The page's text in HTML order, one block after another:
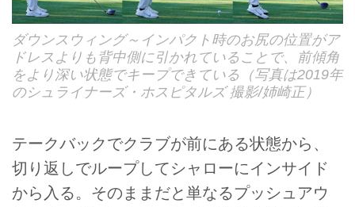
ダウンスウィング～インパクト時のお尻の位置がア
ドレスよりも背中側に引かれていることで、前傾角
をより深い状態でキープできている（写真は2019年
のシュライナーズ・ホスピタルズ 撮影/姉崎正）
テークバックでクラブが前にある状態から、
切り返しでループしてシャローにインサイド
から入る。そのままだと単なるプッシュアウ